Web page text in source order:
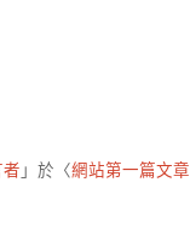
」於〈網站第一篇文章